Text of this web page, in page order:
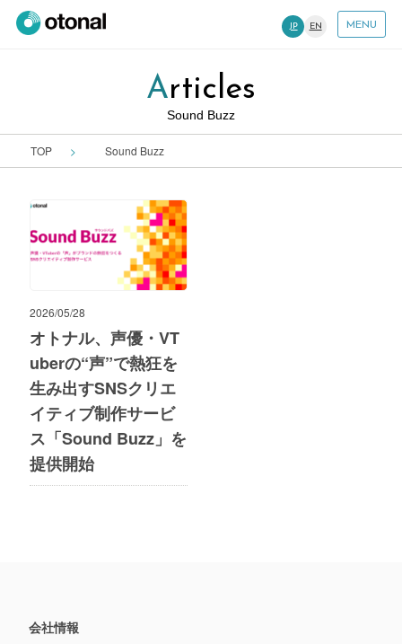
JP EN MENU
Articles
Sound Buzz
TOP Sound Buzz
2026/05/28
オトナル、声優・VT
uberの“声”で熱狂を
生み出すSNSクリエ
イティブ制作サービ
ス「Sound Buzz」を
提供開始
会社情報